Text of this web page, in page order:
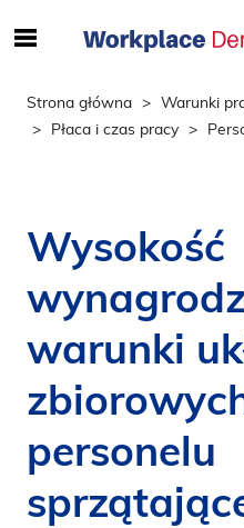
e
i
d
o
l
d
å
s
Strona główna
Warunki
Płaca i czas pracy
Wysokość
warunki
personelu